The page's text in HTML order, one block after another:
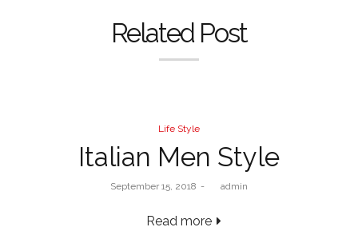
Related Post
Life Style
Italian Men Style
September 15, 2018 byadmin
Read more